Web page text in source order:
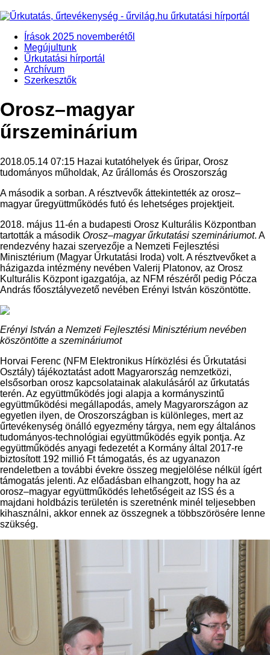
Írások 2025 novemberétől
Megújultunk
Űrkutatási hírportál
Archívum
Szerkesztők
Orosz–magyar
űrszeminárium
2018.05.14 07:15 Hazai kutatóhelyek és űripar, Orosz
tudományos műholdak, Az űrállomás és Oroszország
A második a sorban. A résztvevők áttekintették az orosz–
magyar űregyüttműködés futó és lehetséges projektjeit.
2018. május 11-én a budapesti Orosz Kulturális Központban
tartották a második Orosz–magyar űrkutatási szemináriumot. A
rendezvény hazai szervezője a Nemzeti Fejlesztési
Minisztérium (Magyar Űrkutatási Iroda) volt. A résztvevőket a
házigazda intézmény nevében Valerij Platonov, az Orosz
Kulturális Központ igazgatója, az NFM részéről pedig Pócza
András főosztályvezető nevében Erényi István köszöntötte.
Erényi István a Nemzeti Fejlesztési Minisztérium nevében
köszöntötte a szemináriumot
Horvai Ferenc (NFM Elektronikus Hírközlési és Űrkutatási
Osztály) tájékoztatást adott Magyarország nemzetközi,
elsősorban orosz kapcsolatainak alakulásáról az űrkutatás
terén. Az együttműködés jogi alapja a kormányszintű
együttműködési megállapodás, amely Magyarországon az
egyetlen ilyen, de Oroszországban is különleges, mert az
űrtevékenység önálló egyezmény tárgya, nem egy általános
tudományos-technológiai együttműködés egyik pontja. Az
együttműködés anyagi fedezetét a Kormány által 2017-re
biztosított 192 millió Ft támogatás, és az ugyanazon
rendeletben a további évekre összeg megjelölése nélkül ígért
támogatás jelenti. Az előadásban elhangzott, hogy ha az
orosz–magyar együttműködés lehetőségeit az ISS és a
majdani holdbázis területén is szeretnénk minél teljesebben
kihasználni, akkor ennek az összegnek a többszörösére lenne
szükség.